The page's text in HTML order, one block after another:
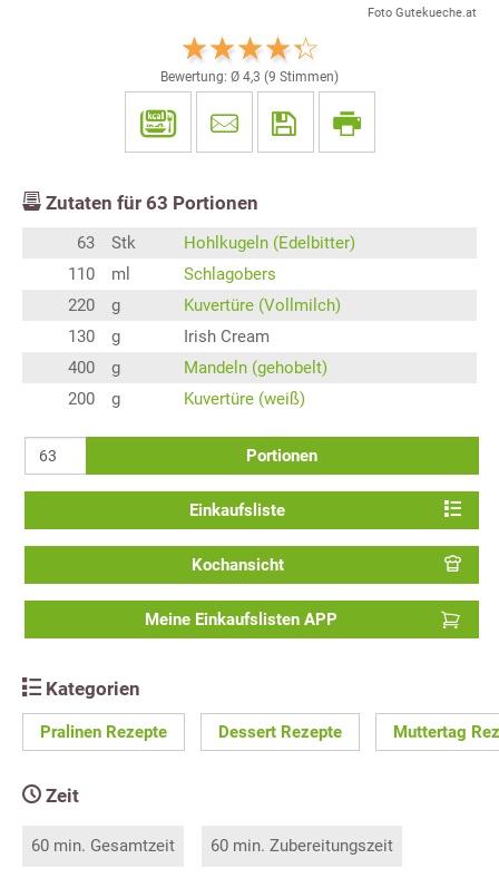
Foto Gutekueche.at
Bewertung: Ø 4,3 (9 Stimmen)
Zutaten für 63 Portionen
63 Stk
Hohlkugeln (Edelbitter)
110
ml
Schlagobers
220
g
Kuvertüre (Vollmilch)
130
g
Irish Cream
400
g
Mandeln (gehobelt)
200
g Kuvertüre (weiß)
Portionen
Einkaufsliste
Kochansicht
Meine Einkaufslisten APP
Kategorien
Pralinen Rezepte Dessert Rezepte Muttertag
Zeit
60 min. Gesamtzeit 60 min. Zubereitungszeit